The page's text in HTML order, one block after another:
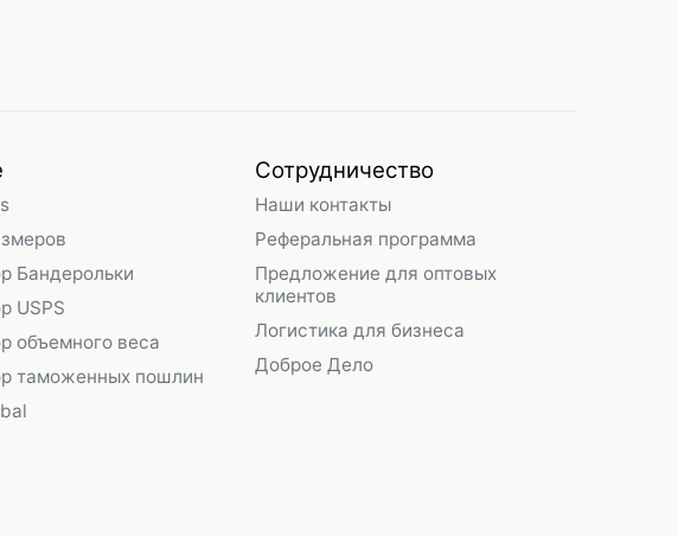
Бандерольки
USPS
объемного веса
таможенных пошлин
Сотрудничество
Наши контакты
Реферальная программа
Предложение для оптовых
клиентов
Логистика для бизнеса
Доброе Дело